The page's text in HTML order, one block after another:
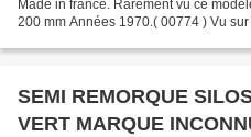
Made in france. Rarement vu ce
200 mm Années 1970.( 00774 ) Vu
SEMI REMORQUE
VERT MARQUE